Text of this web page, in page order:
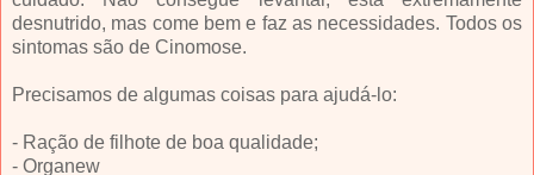
desnutrido, mas come bem e faz as necessidades. Todos os
sintomas são de Cinomose.
Precisamos de algumas coisas para ajudá-lo:
- Ração de filhote de boa qualidade;
- Organew